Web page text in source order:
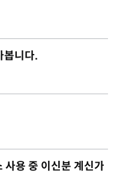
봅니다.
사용 중 이신분 계신가